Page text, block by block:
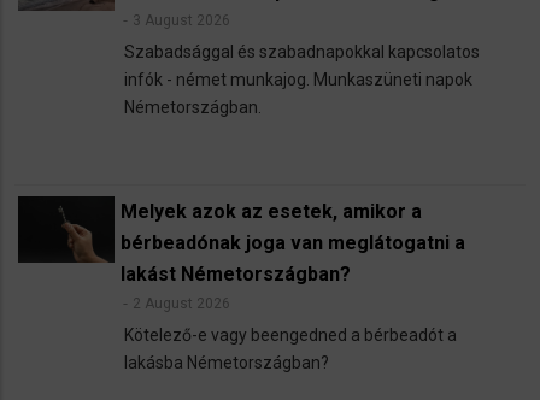
3 August 2026
Szabadsággal és szabadnapokkal kapcsolatos
infók - német munkajog. Munkaszüneti napok
Németországban.
Melyek azok az esetek, amikor a
bérbeadónak joga van meglátogatni a
lakást Németországban?
2 August 2026
Kötelező-e vagy beengedned a bérbeadót a
lakásba Németországban?